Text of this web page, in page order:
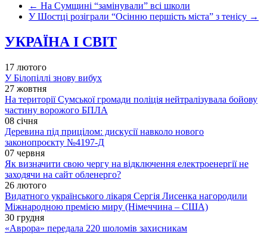
← На Сумщині “замінували” всі школи
У Шостці розіграли “Осінню першість міста” з тенісу →
УКРАЇНА І СВІТ
17 лютого
У Білопіллі знову вибух
27 жовтня
На території Сумської громади поліція нейтралізувала бойову
частину ворожого БПЛА
08 січня
Деревина під прицілом: дискусії навколо нового
законопроєкту №4197-Д
07 червня
Як визначити свою чергу на відключення електроенергії не
заходячи на сайт обленерго?
26 лютого
Видатного українського лікаря Сергія Лисенка нагородили
Міжнародною премією миру (Німеччина – США)
30 грудня
«Аврора» передала 220 шоломів захисникам